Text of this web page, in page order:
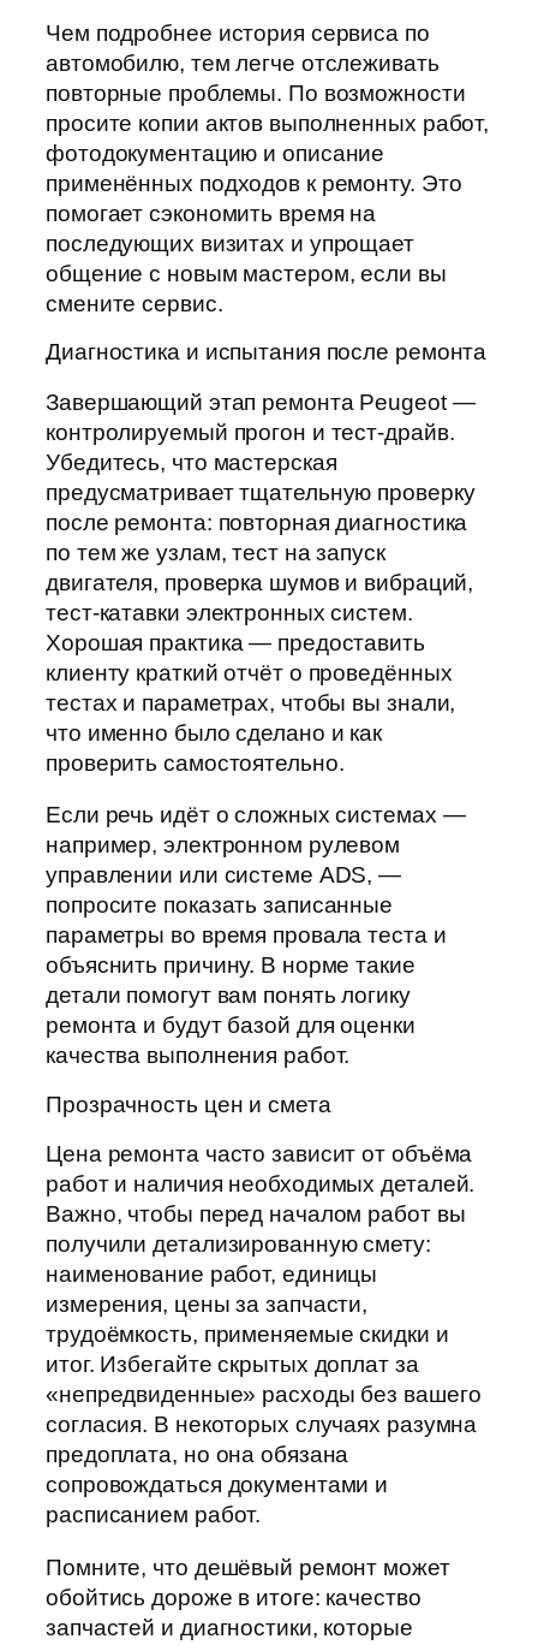
Чем подробнее история сервиса по
автомобилю, тем легче отслеживать
повторные проблемы. По возможности
просите копии актов выполненных работ,
фотодокументацию и описание
применённых подходов к ремонту. Это
помогает сэкономить время на
последующих визитах и упрощает
общение с новым мастером, если вы
смените сервис.
Диагностика и испытания после ремонта
Завершающий этап ремонта Peugeot —
контролируемый прогон и тест-драйв.
Убедитесь, что мастерская
предусматривает тщательную проверку
после ремонта: повторная диагностика
по тем же узлам, тест на запуск
двигателя, проверка шумов и вибраций,
тест-катавки электронных систем.
Хорошая практика — предоставить
клиенту краткий отчёт о проведённых
тестах и параметрах, чтобы вы знали,
что именно было сделано и как
проверить самостоятельно.
Если речь идёт о сложных системах —
например, электронном рулевом
управлении или системе ADS, —
попросите показать записанные
параметры во время провала теста и
объяснить причину. В норме такие
детали помогут вам понять логику
ремонта и будут базой для оценки
качества выполнения работ.
Прозрачность цен и смета
Цена ремонта часто зависит от объёма
работ и наличия необходимых деталей.
Важно, чтобы перед началом работ вы
получили детализированную смету:
наименование работ, единицы
измерения, цены за запчасти,
трудоёмкость, применяемые скидки и
итог. Избегайте скрытых доплат за
«непредвиденные» расходы без вашего
согласия. В некоторых случаях разумна
предоплата, но она обязана
сопровождаться документами и
расписанием работ.
Помните, что дешёвый ремонт может
обойтись дороже в итоге: качество
запчастей и диагностики, которые